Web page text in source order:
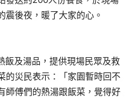
震後夜，暖了大家的心。
及湯品，提供現場民眾及救
的災民表示：「家園暫時回不
師傅們的熱湯跟飯菜，覺得好